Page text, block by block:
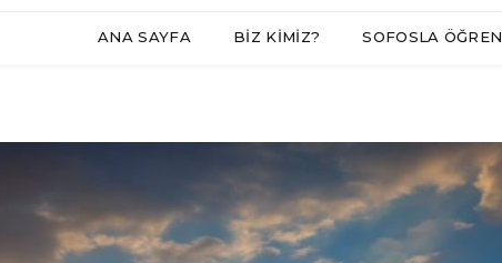
ANA SAYFA BİZ KİMİZ? SOFOSLA ÖĞREN